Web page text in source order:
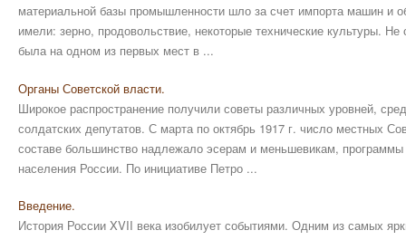
материальной базы промышленности шло за счет импорта машин и
имели: зерно, продовольствие, некоторые технические культуры.
была на одном из первых мест в ...
Органы Советской власти.
Широкое распространение получили советы различных уровней,
солдатских депутатов. С марта по октябрь 1917 г. число местных
составе большинство надлежало эсерам и меньшевикам, программы
населения России. По инициативе Петро ...
Введение.
История России XVII века изобилует событиями. Одним из самых